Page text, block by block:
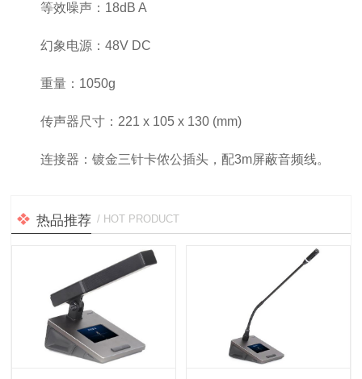
等效噪声：18dB A
幻象电源：48V DC
重量：1050g
传声器尺寸：221 x 105 x 130 (mm)
连接器：镀金三针卡侬公插头，配3m屏蔽音频线。
热品推荐 / HOT PRODUCT